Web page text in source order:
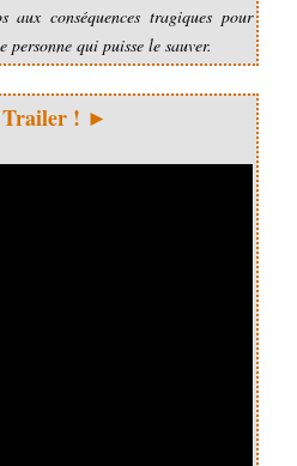
aux conséquences tragiques pour
qui puisse le sauver.
! ►